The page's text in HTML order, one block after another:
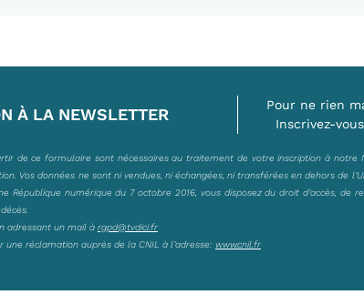
À LA NEWSLETTER
Pour ne rien
Inscrivez-
de ce formulaire sont nécessaires au traitement de votre inscription à
Vos données ne sont ni vendues, ni échangées, ni transférées en dehors
République numérique du 7 octobre 2016, vous disposez du droit d’accès,
adressant un mail à rgpd@tvdici.fr
une réclamation auprès de la CNIL à l’adresse: www.cnil.fr